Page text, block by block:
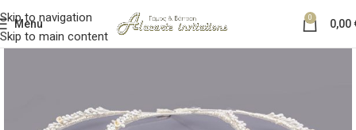
Skip to navigation
Skip to main content
Menu 0 0,00